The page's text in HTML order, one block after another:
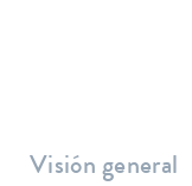
Visión general